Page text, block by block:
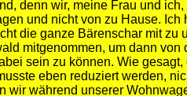
denn wir, meine Frau und
und nicht von zu Hause. Ich
die ganze Bärenschar mit zu
mitgenommen, um dann von
sein zu können. Wie
eben reduziert werden,
wir während unserer